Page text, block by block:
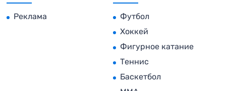
Реклама
Футбол
Хоккей
Фигурное катание
Теннис
Баскетбол